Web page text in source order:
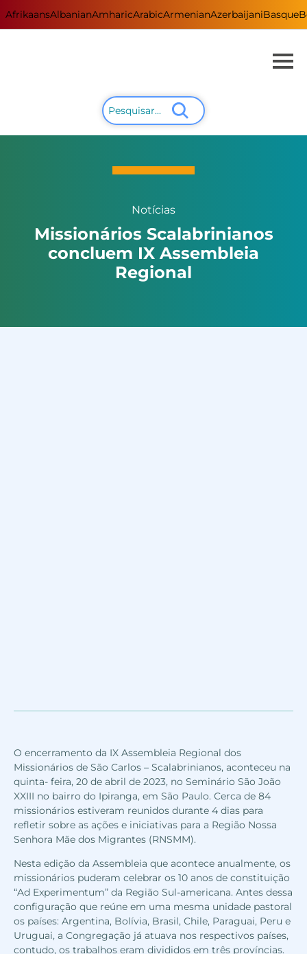
AfrikaansAlbanianAmharicArabicArmenianAzerbaijaniBasque
Notícias
Missionários Scalabrinianos
concluem IX Assembleia
Regional
O encerramento da IX Assembleia Regional dos
Missionários de São Carlos – Scalabrinianos, aconteceu na
quinta- feira, 20 de abril de 2023, no Seminário São João
XXIII no bairro do Ipiranga, em São Paulo. Cerca de 84
missionários estiveram reunidos durante 4 dias para
refletir sobre as ações e iniciativas para a Região Nossa
Senhora Mãe dos Migrantes (RNSMM).
Nesta edição da Assembleia que acontece anualmente, os
missionários puderam celebrar os 10 anos de constituição
“Ad Experimentum” da Região Sul-americana. Antes dessa
configuração que reúne em uma mesma unidade pastoral
os países: Argentina, Bolívia, Brasil, Chile, Paraguai, Peru e
Uruguai, a Congregação já atuava nos respectivos países,
contudo, os trabalhos eram divididos em três províncias.